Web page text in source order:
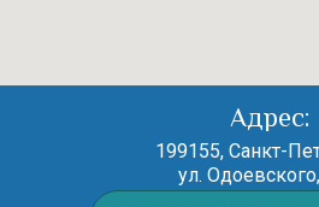
199155, Санкт-
ул.
Адрес: